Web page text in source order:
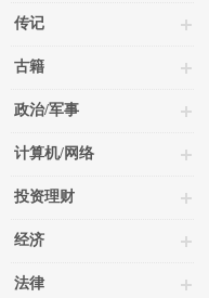
传记
古籍
政治/军事
计算机/网络
投资理财
经济
法律